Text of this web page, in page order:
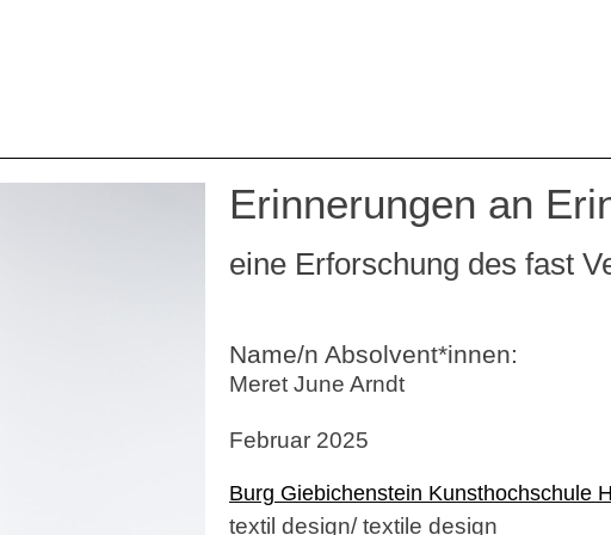
Erinnerungen an
eine Erforschung des fast
Name/n Absolvent*innen:
Meret June Arndt
Februar 2025
Burg Giebichenstein Kunsthochschule
textil design/ textile design